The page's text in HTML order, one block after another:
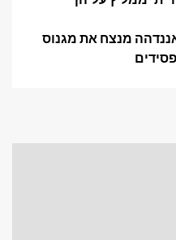
2026: פראגנאננדהה מנצח את מגנוס